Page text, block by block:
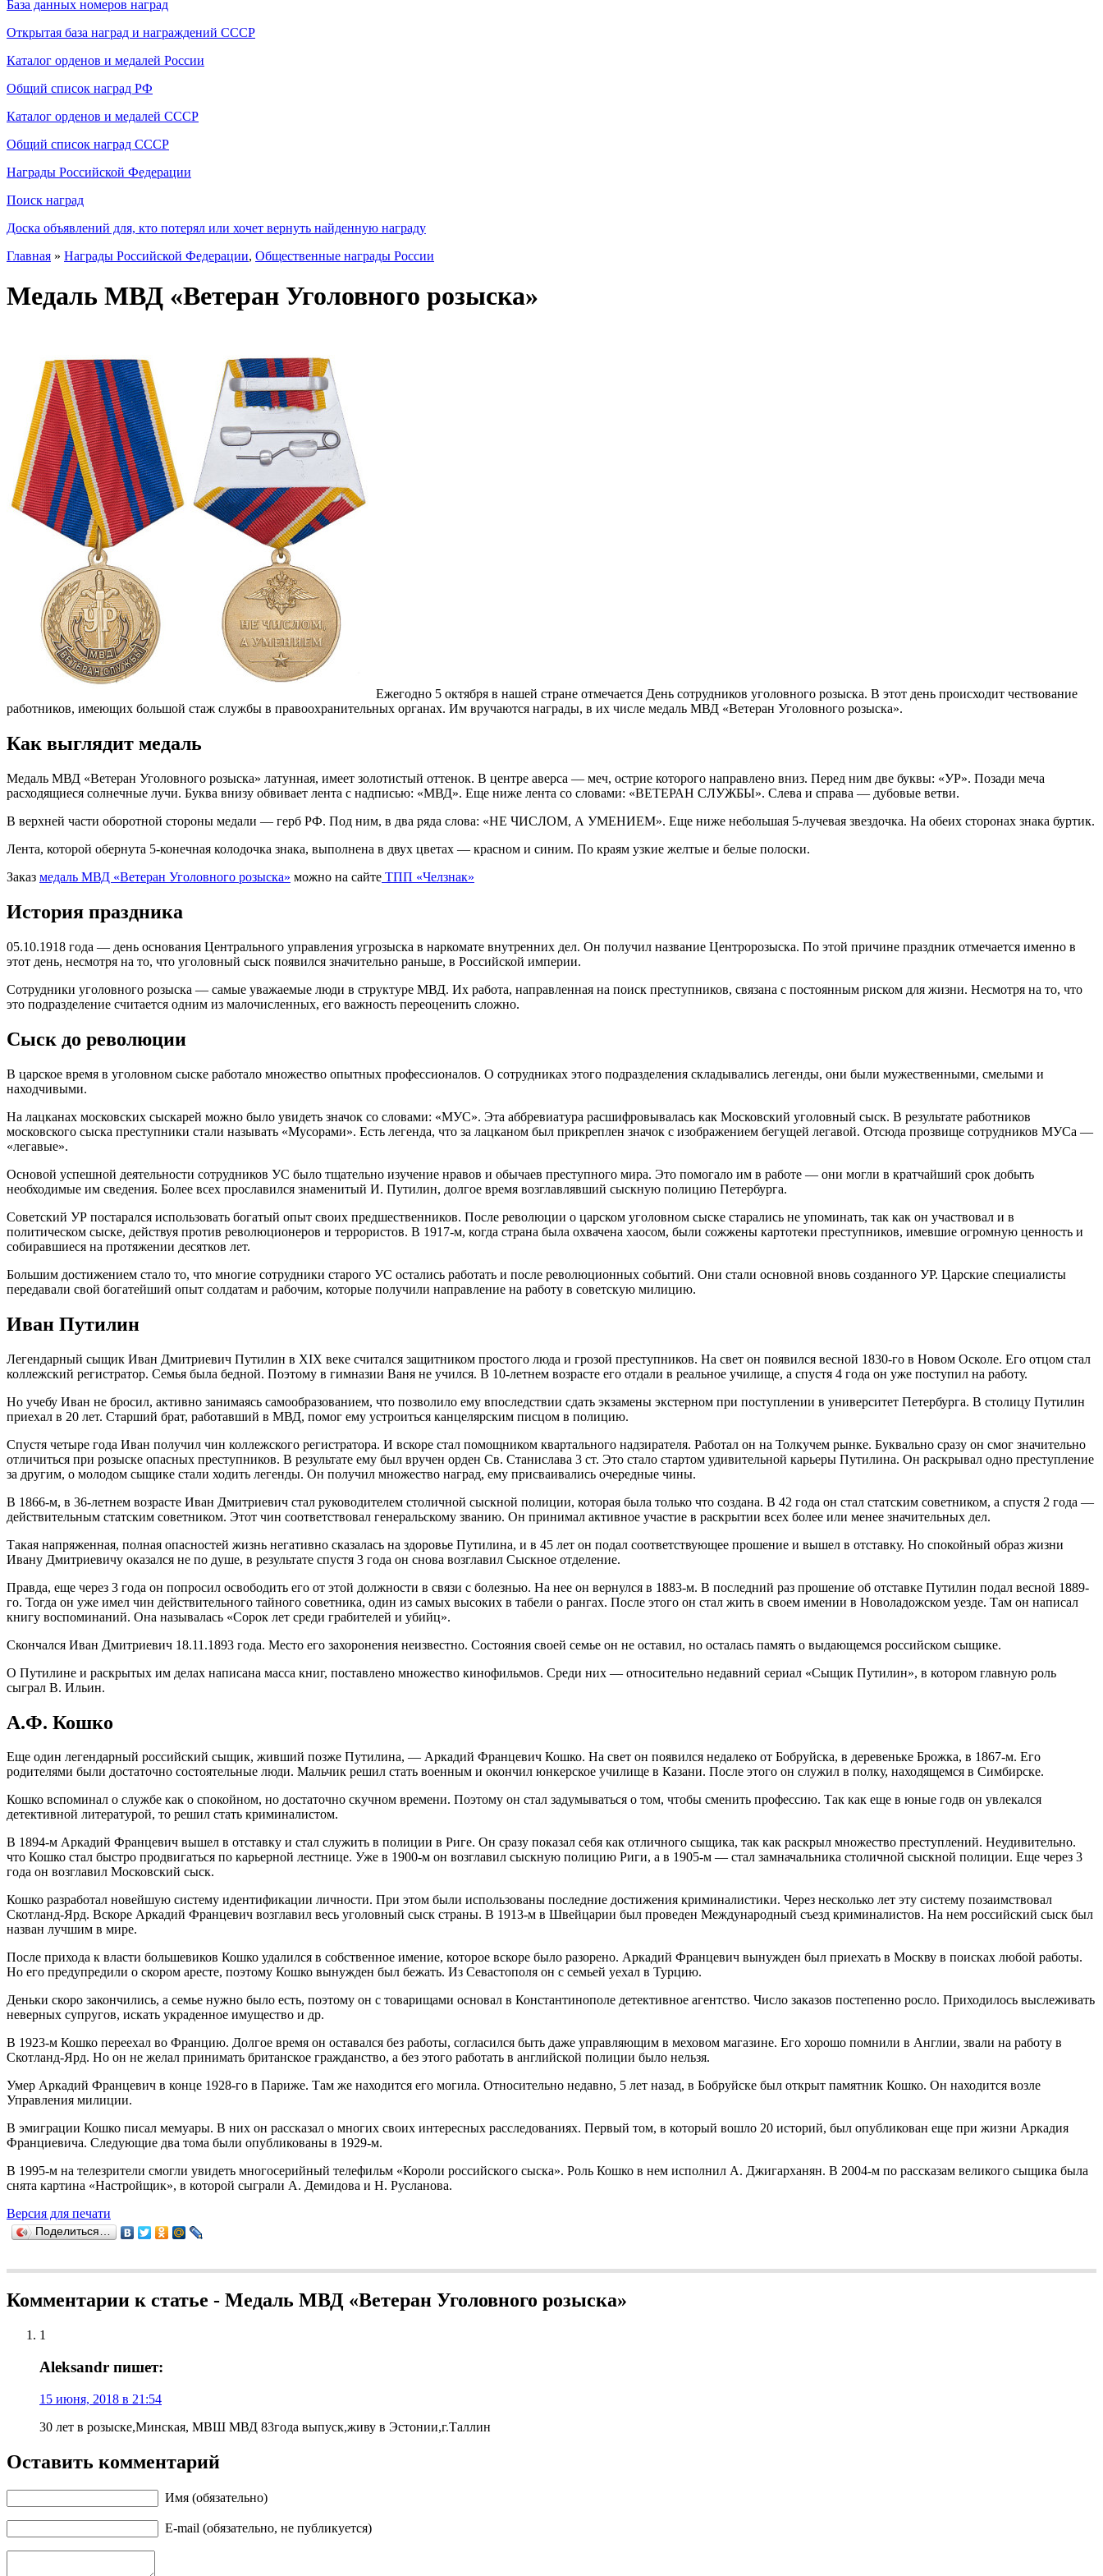
База данных номеров наград
Открытая база наград и награждений СССР
Каталог орденов и медалей России
Общий список наград РФ
Каталог орденов и медалей СССР
Общий список наград СССР
Награды Российской Федерации
Поиск наград
Доска объявлений для, кто потерял или хочет вернуть найденную награду
Главная » Награды Российской Федерации, Общественные награды России
Медаль МВД «Ветеран Уголовного розыска»
Ежегодно 5 октября в нашей стране отмечается День сотрудников уголовного розыска. В этот день происходит чествование
работников, имеющих большой стаж службы в правоохранительных органах. Им вручаются награды, в их числе медаль МВД «Ветеран Уголовного розыска».
Как выглядит медаль
Медаль МВД «Ветеран Уголовного розыска» латунная, имеет золотистый оттенок. В центре аверса — меч, острие которого направлено вниз. Перед ним две буквы: «УР». Позади меча
расходящиеся солнечные лучи. Буква внизу обвивает лента с надписью: «МВД». Еще ниже лента со словами: «ВЕТЕРАН СЛУЖБЫ». Слева и справа — дубовые ветви.
В верхней части оборотной стороны медали — герб РФ. Под ним, в два ряда слова: «НЕ ЧИСЛОМ, А УМЕНИЕМ». Еще ниже небольшая 5-лучевая звездочка. На обеих сторонах знака буртик.
Лента, которой обернута 5-конечная колодочка знака, выполнена в двух цветах — красном и синим. По краям узкие желтые и белые полоски.
Заказ медаль МВД «Ветеран Уголовного розыска» можно на сайте ТПП «Челзнак»
История праздника
05.10.1918 года — день основания Центрального управления угрозыска в наркомате внутренних дел. Он получил название Центророзыска. По этой причине праздник отмечается именно в
этот день, несмотря на то, что уголовный сыск появился значительно раньше, в Российской империи.
Сотрудники уголовного розыска — самые уважаемые люди в структуре МВД. Их работа, направленная на поиск преступников, связана с постоянным риском для жизни. Несмотря на то, что
это подразделение считается одним из малочисленных, его важность переоценить сложно.
Сыск до революции
В царское время в уголовном сыске работало множество опытных профессионалов. О сотрудниках этого подразделения складывались легенды, они были мужественными, смелыми и
находчивыми.
На лацканах московских сыскарей можно было увидеть значок со словами: «МУС». Эта аббревиатура расшифровывалась как Московский уголовный сыск. В результате работников
московского сыска преступники стали называть «Мусорами». Есть легенда, что за лацканом был прикреплен значок с изображением бегущей легавой. Отсюда прозвище сотрудников МУСа —
«легавые».
Основой успешной деятельности сотрудников УС было тщательно изучение нравов и обычаев преступного мира. Это помогало им в работе — они могли в кратчайший срок добыть
необходимые им сведения. Более всех прославился знаменитый И. Путилин, долгое время возглавлявший сыскную полицию Петербурга.
Советский УР постарался использовать богатый опыт своих предшественников. После революции о царском уголовном сыске старались не упоминать, так как он участвовал и в
политическом сыске, действуя против революционеров и террористов. В 1917-м, когда страна была охвачена хаосом, были сожжены картотеки преступников, имевшие огромную ценность и
собиравшиеся на протяжении десятков лет.
Большим достижением стало то, что многие сотрудники старого УС остались работать и после революционных событий. Они стали основной вновь созданного УР. Царские специалисты
передавали свой богатейший опыт солдатам и рабочим, которые получили направление на работу в советскую милицию.
Иван Путилин
Легендарный сыщик Иван Дмитриевич Путилин в XIX веке считался защитником простого люда и грозой преступников. На свет он появился весной 1830-го в Новом Осколе. Его отцом стал
коллежский регистратор. Семья была бедной. Поэтому в гимназии Ваня не учился. В 10-летнем возрасте его отдали в реальное училище, а спустя 4 года он уже поступил на работу.
Но учебу Иван не бросил, активно занимаясь самообразованием, что позволило ему впоследствии сдать экзамены экстерном при поступлении в университет Петербурга. В столицу Путилин
приехал в 20 лет. Старший брат, работавший в МВД, помог ему устроиться канцелярским писцом в полицию.
Спустя четыре года Иван получил чин коллежского регистратора. И вскоре стал помощником квартального надзирателя. Работал он на Толкучем рынке. Буквально сразу он смог значительно
отличиться при розыске опасных преступников. В результате ему был вручен орден Св. Станислава 3 ст. Это стало стартом удивительной карьеры Путилина. Он раскрывал одно преступление
за другим, о молодом сыщике стали ходить легенды. Он получил множество наград, ему присваивались очередные чины.
В 1866-м, в 36-летнем возрасте Иван Дмитриевич стал руководителем столичной сыскной полиции, которая была только что создана. В 42 года он стал статским советником, а спустя 2 года —
действительным статским советником. Этот чин соответствовал генеральскому званию. Он принимал активное участие в раскрытии всех более или менее значительных дел.
Такая напряженная, полная опасностей жизнь негативно сказалась на здоровье Путилина, и в 45 лет он подал соответствующее прошение и вышел в отставку. Но спокойный образ жизни
Ивану Дмитриевичу оказался не по душе, в результате спустя 3 года он снова возглавил Сыскное отделение.
Правда, еще через 3 года он попросил освободить его от этой должности в связи с болезнью. На нее он вернулся в 1883-м. В последний раз прошение об отставке Путилин подал весной 1889-
го. Тогда он уже имел чин действительного тайного советника, один из самых высоких в табели о рангах. После этого он стал жить в своем имении в Новоладожском уезде. Там он написал
книгу воспоминаний. Она называлась «Сорок лет среди грабителей и убийц».
Скончался Иван Дмитриевич 18.11.1893 года. Место его захоронения неизвестно. Состояния своей семье он не оставил, но осталась память о выдающемся российском сыщике.
О Путилине и раскрытых им делах написана масса книг, поставлено множество кинофильмов. Среди них — относительно недавний сериал «Сыщик Путилин», в котором главную роль
сыграл В. Ильин.
А.Ф. Кошко
Еще один легендарный российский сыщик, живший позже Путилина, — Аркадий Францевич Кошко. На свет он появился недалеко от Бобруйска, в деревеньке Брожка, в 1867-м. Его
родителями были достаточно состоятельные люди. Мальчик решил стать военным и окончил юнкерское училище в Казани. После этого он служил в полку, находящемся в Симбирске.
Кошко вспоминал о службе как о спокойном, но достаточно скучном времени. Поэтому он стал задумываться о том, чтобы сменить профессию. Так как еще в юные годв он увлекался
детективной литературой, то решил стать криминалистом.
В 1894-м Аркадий Францевич вышел в отставку и стал служить в полиции в Риге. Он сразу показал себя как отличного сыщика, так как раскрыл множество преступлений. Неудивительно.
что Кошко стал быстро продвигаться по карьерной лестнице. Уже в 1900-м он возглавил сыскную полицию Риги, а в 1905-м — стал замначальника столичной сыскной полиции. Еще через 3
года он возглавил Московский сыск.
Кошко разработал новейшую систему идентификации личности. При этом были использованы последние достижения криминалистики. Через несколько лет эту систему позаимствовал
Скотланд-Ярд. Вскоре Аркадий Францевич возглавил весь уголовный сыск страны. В 1913-м в Швейцарии был проведен Международный съезд криминалистов. На нем российский сыск был
назван лучшим в мире.
После прихода к власти большевиков Кошко удалился в собственное имение, которое вскоре было разорено. Аркадий Францевич вынужден был приехать в Москву в поисках любой работы.
Но его предупредили о скором аресте, поэтому Кошко вынужден был бежать. Из Севастополя он с семьей уехал в Турцию.
Деньки скоро закончились, а семье нужно было есть, поэтому он с товарищами основал в Константинополе детективное агентство. Число заказов постепенно росло. Приходилось выслеживать
неверных супругов, искать украденное имущество и др.
В 1923-м Кошко переехал во Францию. Долгое время он оставался без работы, согласился быть даже управляющим в меховом магазине. Его хорошо помнили в Англии, звали на работу в
Скотланд-Ярд. Но он не желал принимать британское гражданство, а без этого работать в английской полиции было нельзя.
Умер Аркадий Францевич в конце 1928-го в Париже. Там же находится его могила. Относительно недавно, 5 лет назад, в Бобруйске был открыт памятник Кошко. Он находится возле
Управления милиции.
В эмиграции Кошко писал мемуары. В них он рассказал о многих своих интересных расследованиях. Первый том, в который вошло 20 историй, был опубликован еще при жизни Аркадия
Франциевича. Следующие два тома были опубликованы в 1929-м.
В 1995-м на телезрители смогли увидеть многосерийный телефильм «Короли российского сыска». Роль Кошко в нем исполнил А. Джигарханян. В 2004-м по рассказам великого сыщика была
снята картина «Настройщик», в которой сыграли А. Демидова и Н. Русланова.
Версия для печати
Поделиться…
Комментарии к статье - Медаль МВД «Ветеран Уголовного розыска»
1
Aleksandr пишет:
15 июня, 2018 в 21:54
30 лет в розыске,Минская, МВШ МВД 83года выпуск,живу в Эстонии,г.Таллин
Оставить комментарий
Имя (обязательно)
E-mail (обязательно, не публикуется)